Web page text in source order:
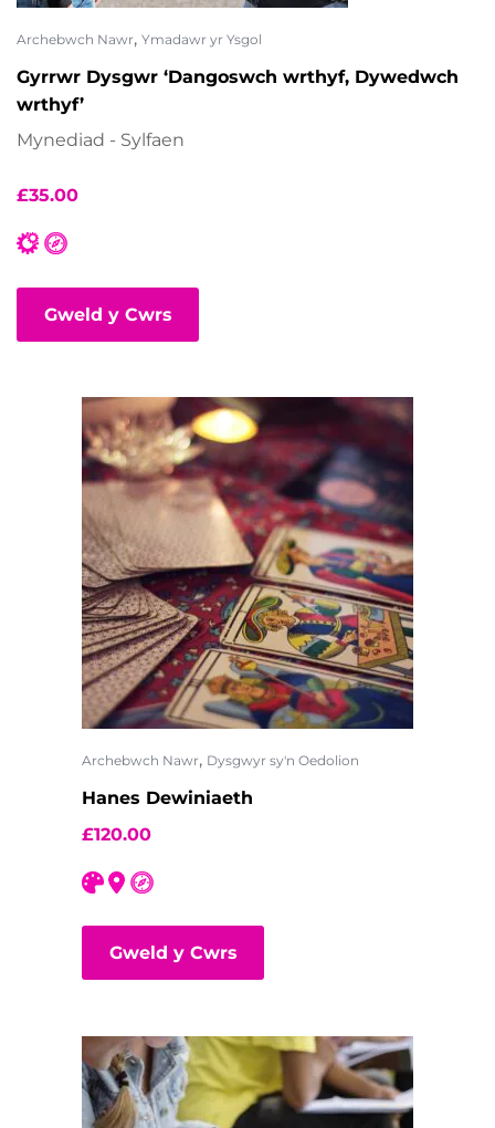
Archebwch Nawr, Ymadawr yr Ysgol
Gyrrwr Dysgwr ‘Dangoswch wrthyf, Dywedwch
wrthyf’
Mynediad - Sylfaen
£35.00
Gweld y Cwrs
Archebwch Nawr, Dysgwyr sy'n Oedolion
Hanes Dewiniaeth
£120.00
Gweld y Cwrs